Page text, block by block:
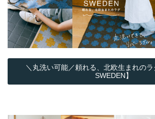
＼丸洗い可能／頼れる、北欧生まれの
SWEDEN】